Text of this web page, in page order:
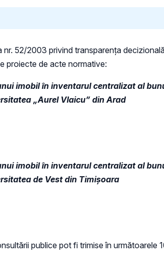
52/2003 privind transparenţa
proiecte de acte normative:
imobil în inventarul centralizat al
„Aurel Vlaicu” din Arad
imobil în inventarul centralizat al
de Vest din Timișoara
publice pot fi trimise în